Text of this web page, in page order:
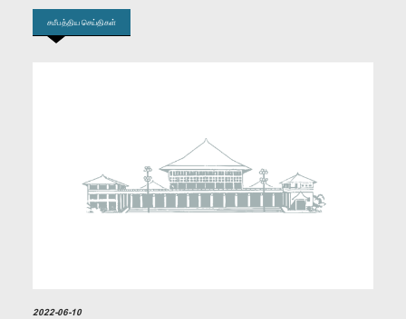
கௌரவ சட்டத்தரணி நாமல் ராஜபக்ஷ, பா.உ.
உறுப்பினர்
சமீபத்திய செய்திகள்
2022-06-10